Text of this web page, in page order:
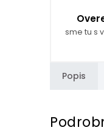
sme tu s
Popis